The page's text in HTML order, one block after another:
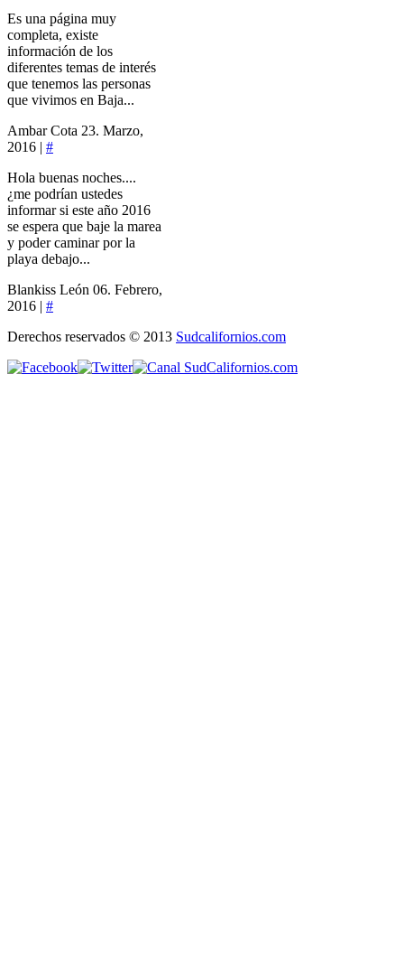
Es una página muy
completa, existe
información de los
diferentes temas de interés
que tenemos las personas
que vivimos en Baja...
Ambar Cota 23. Marzo,
2016 | #
Hola buenas noches....
¿me podrían ustedes
informar si este año 2016
se espera que baje la marea
y poder caminar por la
playa debajo...
Blankiss León 06. Febrero,
2016 | #
Derechos reservados © 2013 Sudcalifornios.com